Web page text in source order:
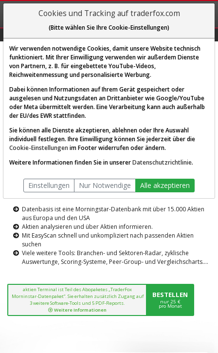
REGIS-
TRIEREN
Diese Funktion ist nur für
AKTIEN-TERMINAL
Die Aktienanalyse-Plattform von
TraderFox
Datenbasis ist eine Morningstar-Datenbank mit über 15.000 Aktien
aus Europa und den USA
Aktien analysieren und über Aktien informieren.
Mit EasyScan schnell und unkompliziert nach passenden Aktien
suchen
Viele weitere Tools: Branchen- und Sektoren-Radar, zyklische
Auswertunge, Scoring-Systeme, Peer-Group- und Vergleichscharts....
aktien Terminal ist Teil des Abopaketes „TraderFox
Morninstar-Datenpaket“. Sie erhalten zusätzlich Zugang auf
3 weitere Software-Tools und 5 PDF-Reports.
Weitere Informationen
BESTELLEN
nur 25 €
pro Monat
Cookies und Tracking auf traderfox.com
(Bitte wählen Sie Ihre Cookie-Einstellungen)
Wir verwenden notwendige Cookies, damit unsere Website technisch
funktioniert. Mit Ihrer Einwilligung verwenden wir außerdem Dienste
von Partnern, z. B. für eingebettete YouTube-Videos,
Reichweitenmessung und personalisierte Werbung.
Dabei können Informationen auf Ihrem Gerät gespeichert oder
ausgelesen und Nutzungsdaten an Drittanbieter wie Google/YouTube
oder Meta übermittelt werden. Eine Verarbeitung kann auch außerhalb
der EU/des EWR stattfinden.
Sie können alle Dienste akzeptieren, ablehnen oder Ihre Auswahl
individuell festlegen. Ihre Einwilligung können Sie jederzeit über die
Cookie-Einstellungen im Footer widerrufen oder ändern.
Weitere Informationen finden Sie in unsererDatenschutzrichtlinie.
Einstellungen Nur Notwendige Alle akzeptieren